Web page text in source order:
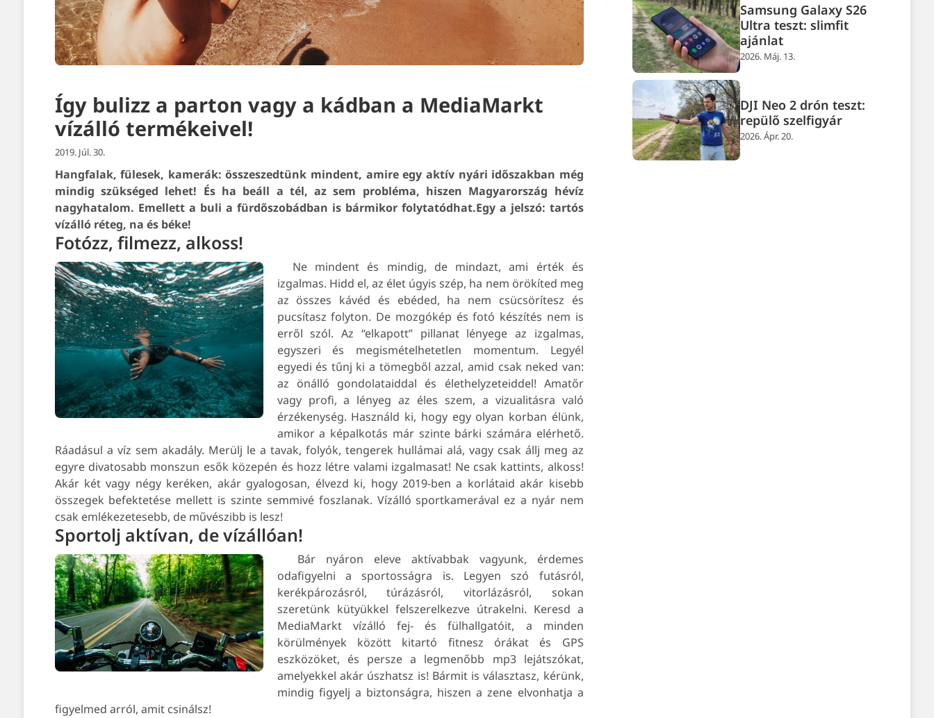
Így bulizz a parton vagy a kádban a MediaMarkt
vízálló termékeivel!
2019. Júl. 30.
Hangfalak, fülesek, kamerák: összeszedtünk mindent, amire egy aktív nyári időszakban még
mindig szükséged lehet! És ha beáll a tél, az sem probléma, hiszen Magyarország hévíz
nagyhatalom. Emellett a buli a fürdőszobádban is bármikor folytatódhat.Egy a jelszó: tartós
vízálló réteg, na és béke!
Fotózz, filmezz, alkoss!
Ne mindent és mindig, de mindazt, ami érték és
izgalmas. Hidd el, az élet úgyis szép, ha nem örökíted meg
az összes kávéd és ebéded, ha nem csücsörítesz és
pucsítasz folyton. De mozgókép és fotó készítés nem is
erről szól. Az “elkapott” pillanat lényege az izgalmas,
egyszeri és megismételhetetlen momentum. Legyél
egyedi és tűnj ki a tömegből azzal, amid csak neked van:
az önálló gondolataiddal és élethelyzeteiddel! Amatőr
vagy profi, a lényeg az éles szem, a vizualitásra való
érzékenység. Használd ki, hogy egy olyan korban élünk,
amikor a képalkotás már szinte bárki számára elérhető.
Ráadásul a víz sem akadály. Merülj le a tavak, folyók, tengerek hullámai alá, vagy csak állj meg az
egyre divatosabb monszun esők közepén és hozz létre valami izgalmasat! Ne csak kattints, alkoss!
Akár két vagy négy keréken, akár gyalogosan, élvezd ki, hogy 2019-ben a korlátaid akár kisebb
összegek befektetése mellett is szinte semmivé foszlanak. Vízálló sportkamerával ez a nyár nem
csak emlékezetesebb, de művészibb is lesz!
Sportolj aktívan, de vízállóan!
Bár nyáron eleve aktívabbak vagyunk, érdemes
odafigyelni a sportosságra is. Legyen szó futásról,
kerékpározásról, túrázásról, vitorlázásról, sokan
szeretünk kütyükkel felszerelkezve útrakelni. Keresd a
MediaMarkt vízálló fej- és fülhallgatóit, a minden
körülmények között kitartó fitnesz órákat és GPS
eszközöket, és persze a legmenőbb mp3 lejátszókat,
amelyekkel akár úszhatsz is! Bármit is választasz, kérünk,
mindig figyelj a biztonságra, hiszen a zene elvonhatja a
figyelmed arról, amit csinálsz!
Samsung Galaxy S26
Ultra teszt: slimfit
ajánlat
2026. Máj. 13.
DJI Neo 2 drón teszt:
repülő szelfigyár
2026. Ápr. 20.